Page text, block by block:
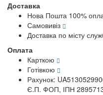
Доставка
Нова Пошта 100%
Самовивіз
Доставка по місту
Оплата
Карткою
Готівкою
Рахунок:
Є.П. ФОП, ІПН